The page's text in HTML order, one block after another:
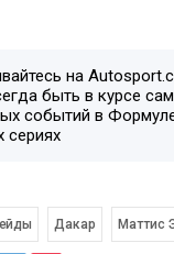
на
быть в курсе
событий в
сериях
Дакар Маттис